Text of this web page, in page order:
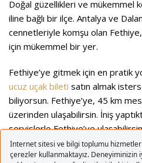
Doğal güzellikleri ve mükemmel
iline bağlı bir ilçe. Antalya ve
cennetleriyle komşu olan
için mükemmel bir yer.
Fethiye’ye gitmek için en pratik
ucuz uçak bileti satın almak
biliyorsun. Fethiye’ye, 45 km
üzerinden ulaşabilirsin. İniş
servislerle Fethiye’ye
kiralayacağım, etrafı geze geze
Bodrum uçak biletide bakabilirsin.